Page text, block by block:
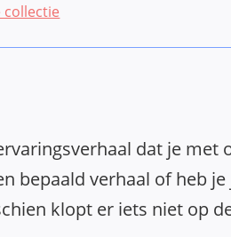
collectie
dat je met
bepaald verhaal of heb
klopt er iets niet op